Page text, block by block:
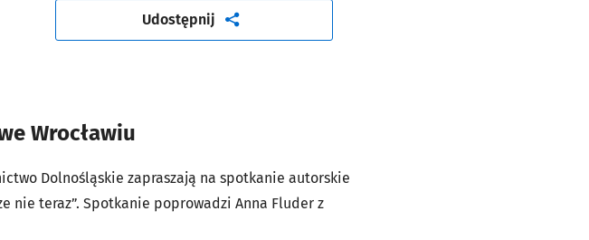
Udostępnijartykuł
Wrocławiu
Dolnośląskie zapraszają na spotkanie autorskie
nie teraz”. Spotkanie poprowadzi Anna Fluder z